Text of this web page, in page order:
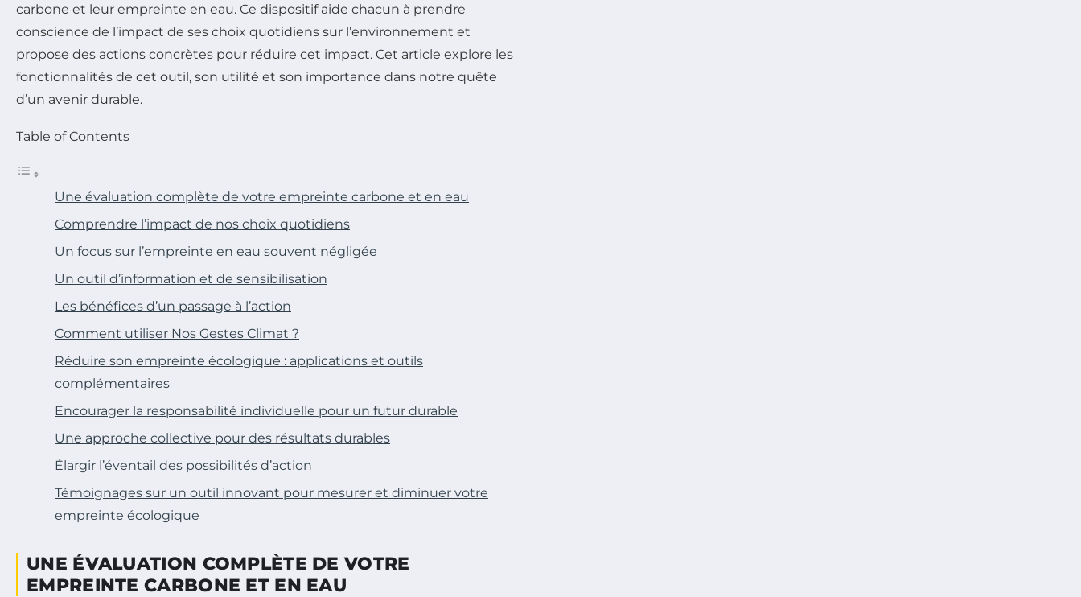
carbone et leur empreinte en eau. Ce dispositif aide chacun à prendre
conscience de l’impact de ses choix quotidiens sur l’environnement et
propose des actions concrètes pour réduire cet impact. Cet article explore les
fonctionnalités de cet outil, son utilité et son importance dans notre quête
d’un avenir durable.
Table of Contents
Une évaluation complète de votre empreinte carbone et en eau
Comprendre l’impact de nos choix quotidiens
Un focus sur l’empreinte en eau souvent négligée
Un outil d’information et de sensibilisation
Les bénéfices d’un passage à l’action
Comment utiliser Nos Gestes Climat ?
Réduire son empreinte écologique : applications et outils
complémentaires
Encourager la responsabilité individuelle pour un futur durable
Une approche collective pour des résultats durables
Élargir l’éventail des possibilités d’action
Témoignages sur un outil innovant pour mesurer et diminuer votre
empreinte écologique
UNE ÉVALUATION COMPLÈTE DE VOTRE
EMPREINTE CARBONE ET EN EAU